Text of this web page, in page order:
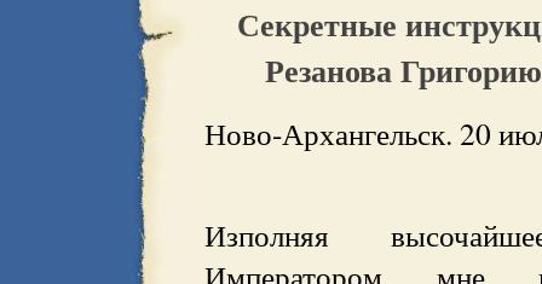
Секретные
Резанова
Ново-Архангельск. 20
Изполняя